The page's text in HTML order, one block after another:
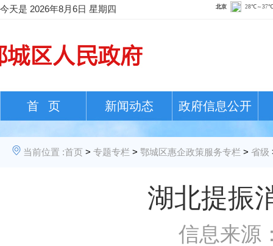
今天是 2026年8月6日 星期四
首 页 新闻动态 政府信息公开
当前位置 :首页 > 专题专栏 > 鄂城区惠企政策服务专栏 > 省级
湖北提振
信息来源